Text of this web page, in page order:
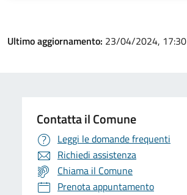
Ultimo aggiornamento: 23/04/2024, 17:30
Contatta il Comune
Leggi le domande frequenti
Richiedi assistenza
Chiama il Comune
Prenota appuntamento